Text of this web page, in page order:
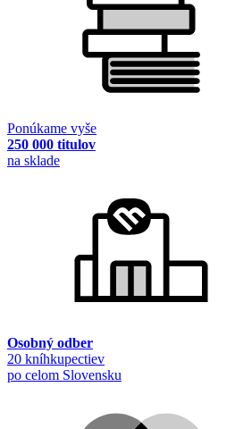
Ponúkame vyše
250 000 titulov
na sklade
Osobný odber
20 kníhkupectiev
po celom Slovensku